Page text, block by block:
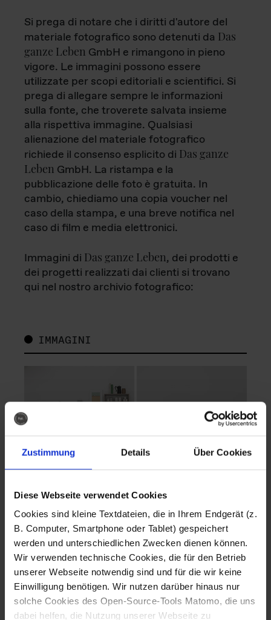
Zustimmung Details Über Cookies
Diese Webseite verwendet Cookies
Cookies sind kleine Textdateien, die in Ihrem Endgerät (z.
B. Computer, Smartphone oder Tablet) gespeichert
werden und unterschiedlichen Zwecken dienen können.
Wir verwenden technische Cookies, die für den Betrieb
unserer Webseite notwendig sind und für die wir keine
Einwilligung benötigen. Wir nutzen darüber hinaus nur
solche Cookies des Open-Source-Tools Matomo, die uns
dabei helfen, die Nutzung unserer Webseite zu
Si prega di notare che i diritti d'autore del
materiale fotografico sono detenuti da Das
ganze Leben GmbH e rimangono in pieno
vigore. Le immagini possono essere
utilizzate per scopi editoriali e scientifici. Si
prega di allegare sempre le informazioni
sulla fonte, che troverete salvata insieme
alla rispettiva immagine. Qualsiasi
alienazione del materiale fotografico
richiede il consenso esplicito di Das ganze
Leben GmbH. La ristampa e la
pubblicazione delle foto è gratuita. In
cambio, chiediamo una copia voucher nel
caso della stampa, e una breve notifica nel
caso di film e media elettronici.
Immagini di Das ganze Leben, dei prodotti e
dei progetti realizzati dai clienti si trovano
qui nel nostro archivio fotografico:
IMMAGINI
Fotografo: Lorenz
Sternbach
Download
Fotografo: Lorenz
Sternbach
Download